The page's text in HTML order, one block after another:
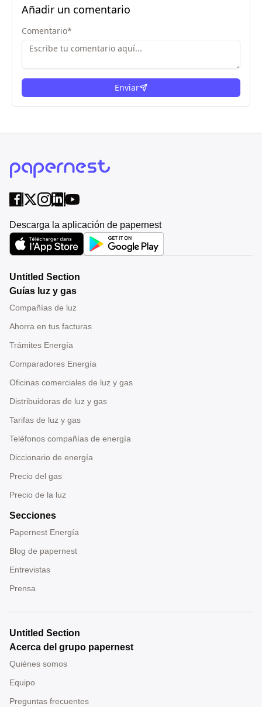
Añadir un comentario
Comentario*
Enviar
Descarga la aplicación de papernest
Untitled Section
Guías luz y gas
Compañías de luz
Ahorra en tus facturas
Trámites Energía
Comparadores Energía
Oficinas comerciales de luz y gas
Distribuidoras de luz y gas
Tarifas de luz y gas
Teléfonos compañías de energía
Diccionario de energía
Precio del gas
Precio de la luz
Secciones
Papernest Energía
Blog de papernest
Entrevistas
Prensa
Untitled Section
Acerca del grupo papernest
Quiénes somos
Equipo
Preguntas frecuentes